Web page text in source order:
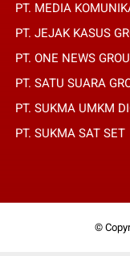
PT. MEDIA
PT. JEJAK KASUS
PT. ONE NEWS
PT. SATU SUARA
PT. SUKMA UMKM
PT. SUKMA SAT SET
©